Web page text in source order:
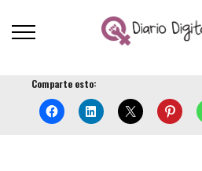
Comparte esto: